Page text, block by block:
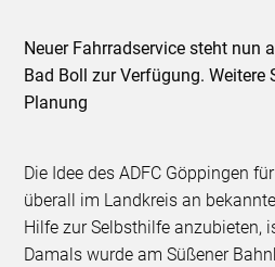
Neuer Fahrradservice steht nun
Bad Boll zur Verfügung. Weitere
Planung
Die Idee des ADFC Göppingen
überall im Landkreis an
Hilfe zur Selbsthilfe anzubieten,
Damals wurde am Süßener